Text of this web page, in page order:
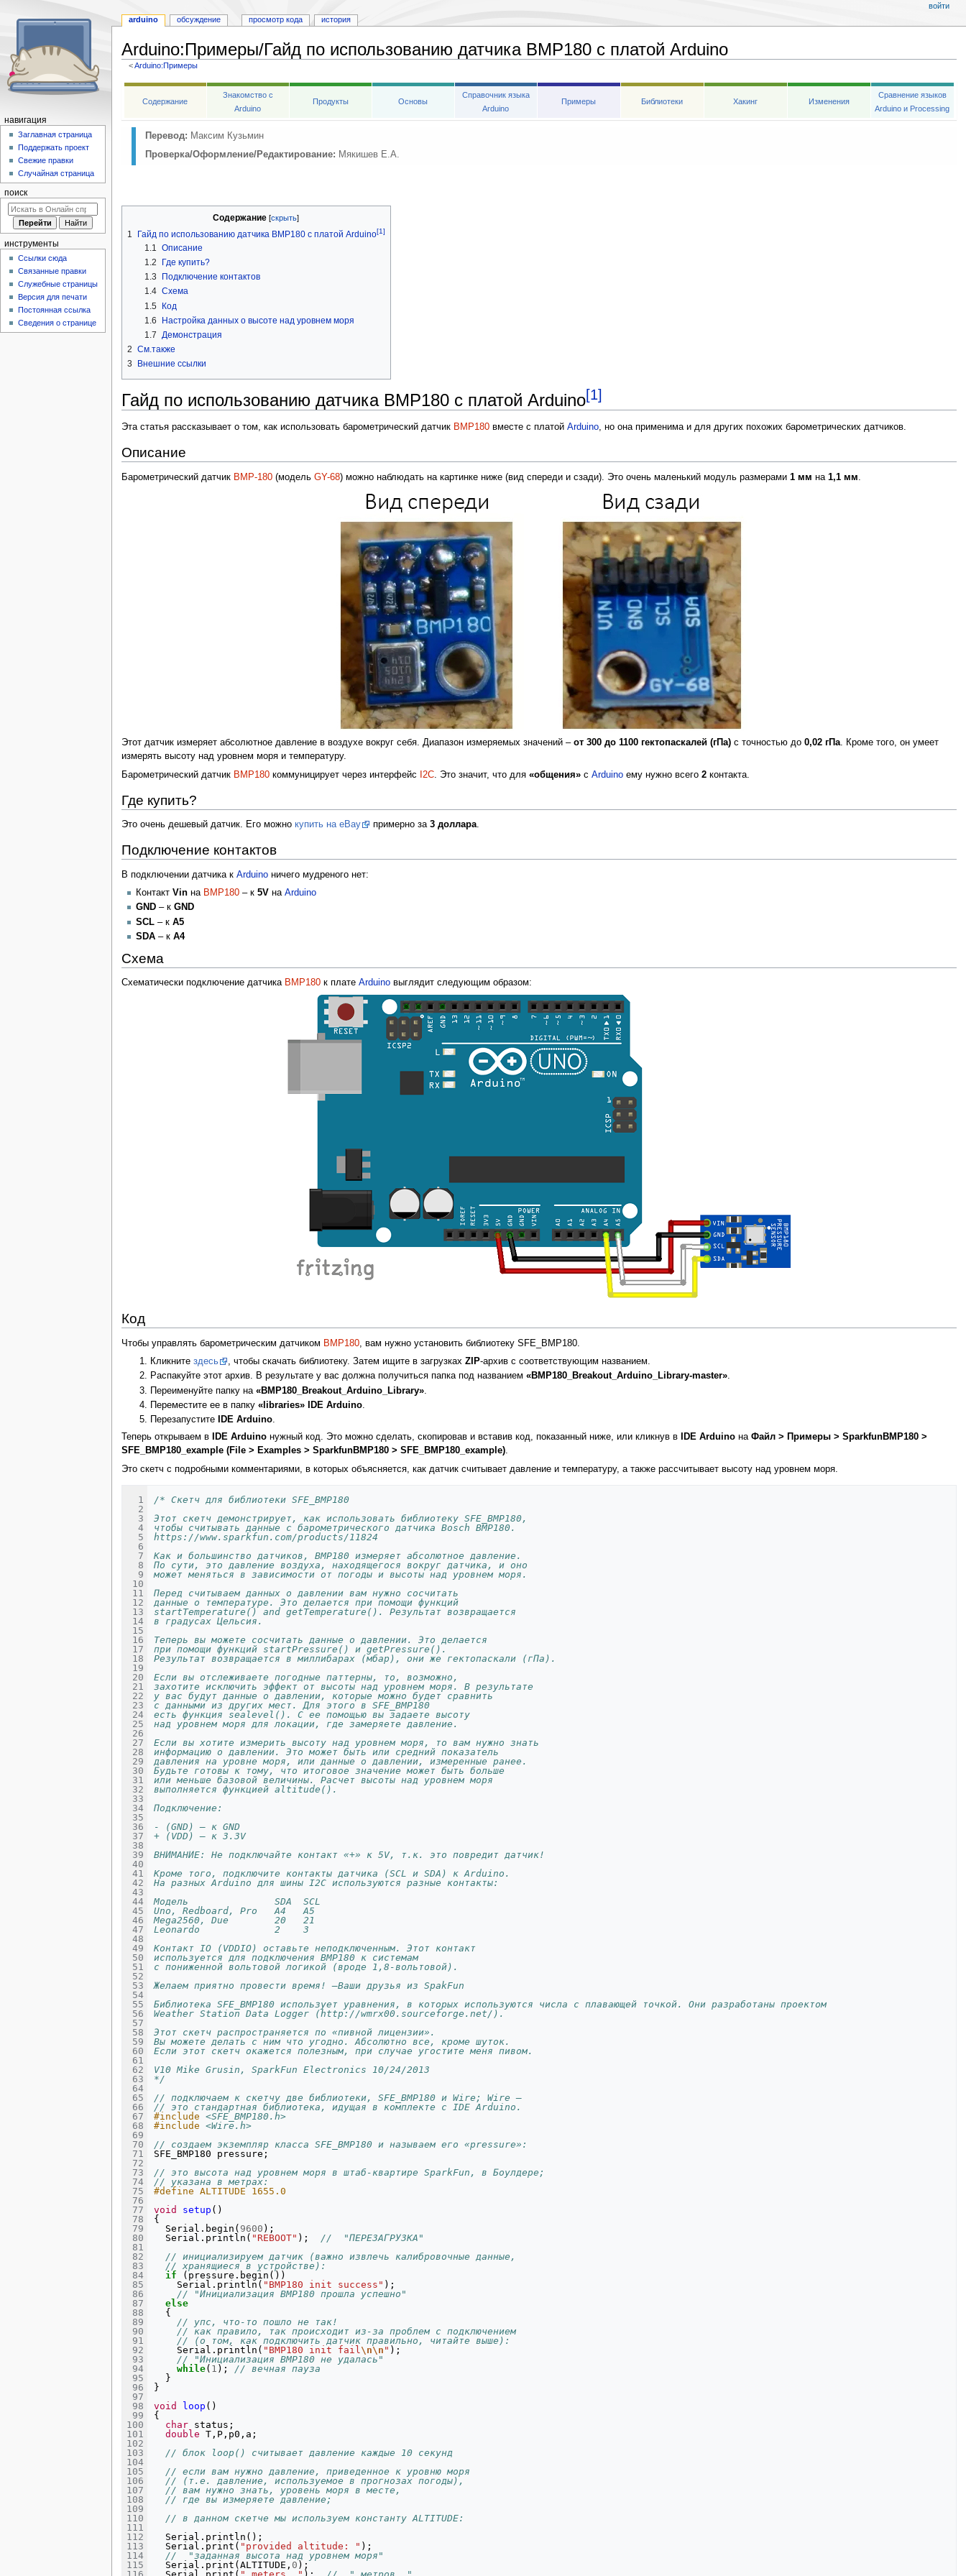
Arduino:Примеры/Гайд по использованию датчика BMP180 с платой Arduino
<Arduino:Примеры
Перейти
Перейти
Содержание
Знакомство с
Arduino
Продукты Основы
Справочник языка
Arduino
Примеры Библиотеки Хакинг Изменения
Сравнение языков
Arduino и Processing
Перевод: Максим Кузьмин
Проверка/Оформление/Редактирование: Мякишев Е.А.
Содержание
1
Гайд по использованию датчика BMP180 с платой Arduino[1]
1.1
Описание
1.2
Где купить?
1.3
Подключение контактов
1.4 Схема
1.5 Код
1.6
Настройка данных о высоте над уровнем моря
1.7 Демонстрация
2 См.также
3
Внешние ссылки
Гайд по использованию датчика BMP180 с платой Arduino[1]
Эта статья рассказывает о том, как использовать барометрический датчик BMP180вместе с платой Arduino, но она применима и для других похожих барометрических датчиков.
Описание
Барометрический датчик BMP-180(модель GY-68) можно наблюдать на картинке ниже (вид спереди и сзади). Это очень маленький модуль размерами 1 мм на 1,1 мм.
Этот датчик измеряет абсолютное давление в воздухе вокруг себя. Диапазон измеряемых значений – от 300 до 1100 гектопаскалей (гПа)с точностью до 0,02 гПа. Кроме того, он умеет
измерять высоту над уровнем моря и температуру.
Барометрический датчик BMP180коммуницирует через интерфейс I2C. Это значит, что для «общения»с Arduinoему нужно всего 2контакта.
Где купить?
Это очень дешевый датчик. Его можно купить на eBay примерно за 3 доллара.
Подключение контактов
В подключении датчика к Arduinoничего мудреного нет:
Контакт Vinна BMP180– к 5Vна Arduino
GND– к GND
SCL– к A5
SDA– к A4
Схема
Схематически подключение датчика BMP180к плате Arduinoвыглядит следующим образом:
Код
Чтобы управлять барометрическим датчиком BMP180, вам нужно установить библиотеку SFE_BMP180.
Кликнитездесь , чтобы скачать библиотеку. Затем ищите в загрузкахZIP-архив с соответствующим названием.
Распакуйте этот архив. В результате у вас должна получиться папка под названием«BMP180_Breakout_Arduino_Library-master».
Переименуйте папку на«BMP180_Breakout_Arduino_Library»
Переместите ее в папку«libraries» IDE Arduino.
Перезапустите
IDE Arduino.
Теперь открываем в
IDE Arduinoнужный код. Это можно сделать, скопировав и вставив код, показанный ниже, или кликнув в IDE Arduinoна Файл > Примеры > SparkfunBMP180 >
SFE_BMP180_example (File > Examples > SparkfunBMP180 > SFE_BMP180_example).
Это скетч с подробными комментариями, в которых объясняется, как датчик считывает давление и температуру, а также рассчитывает высоту над уровнем моря.
/* Скетч для библиотеки SFE_BMP180
Этот скетч демонстрирует, как использовать библиотеку SFE_BMP180,
чтобы считывать данные с барометрического датчика Bosch BMP180.
https://www.sparkfun.com/products/11824
Как и большинство датчиков, BMP180 измеряет абсолютное давление.
По сути, это давление воздуха, находящегося вокруг датчика, и оно
может меняться в зависимости от погоды и высоты над уровнем моря.
Перед считываем данных о давлении вам нужно сосчитать
данные о температуре. Это делается при помощи функций
startTemperature() and getTemperature(). Результат возвращается
в градусах Цельсия.
Теперь вы можете сосчитать данные о давлении. Это делается
при помощи функций startPressure() и getPressure().
Результат возвращается в миллибарах (мбар), они же гектопаскали (гПа).
Если вы отслеживаете погодные паттерны, то, возможно,
захотите исключить эффект от высоты над уровнем моря. В результате
у вас будут данные о давлении, которые можно будет сравнить
с данными из других мест. Для этого в SFE_BMP180
есть функция sealevel(). С ее помощью вы задаете высоту
над уровнем моря для локации, где замеряете давление.
Если вы хотите измерить высоту над уровнем моря, то вам нужно знать
информацию о давлении. Это может быть или средний показатель
давления на уровне моря, или данные о давлении, измеренные ранее.
Будьте готовы к тому, что итоговое значение может быть больше
или меньше базовой величины. Расчет высоты над уровнем моря
выполняется функцией altitude().
Подключение:
- (GND) – к GND
+ (VDD) – к 3.3V
ВНИМАНИЕ: Не подключайте контакт «+» к 5V, т.к. это повредит датчик!
Кроме того, подключите контакты датчика (SCL и SDA) к Arduino.
На разных Arduino для шины I2C используются разные контакты:
Модель               SDA  SCL
Uno, Redboard, Pro   A4   A5
Mega2560, Due        20   21
Leonardo             2    3
Контакт IO (VDDIO) оставьте неподключенным. Этот контакт
используется для подключения BMP180 к системам
с пониженной вольтовой логикой (вроде 1,8-вольтовой).
Желаем приятно провести время! –Ваши друзья из SpakFun
Библиотека SFE_BMP180 использует уравнения, в которых используются числа с плавающей точкой. Они разработаны проектом
Weather Station Data Logger (http://wmrx00.sourceforge.net/).
Этот скетч распространяется по «пивной лицензии».
Вы можете делать с ним что угодно. Абсолютно все, кроме шуток.
Если этот скетч окажется полезным, при случае угостите меня пивом.
V10 Mike Grusin, SparkFun Electronics 10/24/2013
*/
// подключаем к скетчу две библиотеки, SFE_BMP180 и Wire; Wire –
// это стандартная библиотека, идущая в комплекте с IDE Arduino.
#include
<SFE_BMP180.h>
#include
<Wire.h>
// создаем экземпляр класса SFE_BMP180 и называем его «pressure»:
SFE_BMP180
pressure ;
// это высота над уровнем моря в штаб-квартире SparkFun, в Боулдере;
// указана в метрах:
#define ALTITUDE 1655.0
void
setup ()
{
Serial . begin ( 9600 );
Serial . println ( "REBOOT" );
//  "ПЕРЕЗАГРУЗКА"
// инициализируем датчик (важно извлечь калибровочные данные,
// хранящиеся в устройстве):
if
( pressure . begin ())
Serial . println ( "BMP180 init success" );
// "Инициализация BMP180 прошла успешно"
else
{
// упс, что-то пошло не так!
// как правило, так происходит из-за проблем с подключением
// (о том, как подключить датчик правильно, читайте выше):
Serial . println ( "BMP180 init fail \n\n " );
// "Инициализация BMP180 не удалась"
while( 1 );
// вечная пауза
}
}
void
loop ()
{
char status ;
double
T , P , p0 , a ;
// блок loop() считывает давление каждые 10 секунд
// если вам нужно давление, приведенное к уровню моря
// (т.е. давление, используемое в прогнозах погоды),
// вам нужно знать, уровень моря в месте,
// где вы измеряете давление;
// в данном скетче мы используем константу ALTITUDE:
Serial . println ();
Serial . print ( "provided altitude: " );
//  "заданная высота над уровнем моря"
Serial . print (ALTITUDE , 0 );
arduino обсуждение просмотр кода история
войти
навигация
Заглавная страница
Поддержать проект
Свежие правки
Случайная страница
поиск
инструменты
Ссылки сюда
Связанные правки
Служебные страницы
Версия для печати
Постоянная ссылка
Сведения о странице